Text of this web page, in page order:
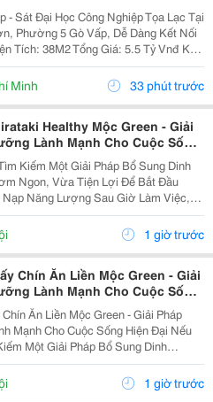
- Sát Đại Học Công Nghiệp Tọa Lạc Tại
Phường 5 Gò Vấp, Dễ Dàng Kết Nối
Tích: 38M2 Tổng Giá: 5.5 Tỷ Vnđ Kết
Lầu Kiên Cố, 3Pn, 3Wc, Ban Công,
Mát, Sẵn Sàng Dọn...
Minh 33 phút trước
Healthy Mộc Green - Giải
Lành Mạnh Cho Cuộc Sống
Kiếm Một Giải Pháp Bổ Sung Dinh
Ngon, Vừa Tiện Lợi Để Bắt Đầu
Năng Lượng Sau Giờ Làm Việc,
Healthy Mộc Green Chính Là
Lựa Chọn Hoàn Hảo. Vì Sao Nên Lựa Chọn Mì Konjac...
1 giờ trước
Chín Ăn Liền Mộc Green - Giải
Lành Mạnh Cho Cuộc Sống
Ăn Liền Mộc Green - Giải Pháp
Mạnh Cho Cuộc Sống Hiện Đại Nếu
Một Giải Pháp Bổ Sung Dinh
Ngon, Vừa Tiện Lợi Để Bắt Đầu
Nạp Năng Lượng Sau Giờ Làm Việc,
1 giờ trước